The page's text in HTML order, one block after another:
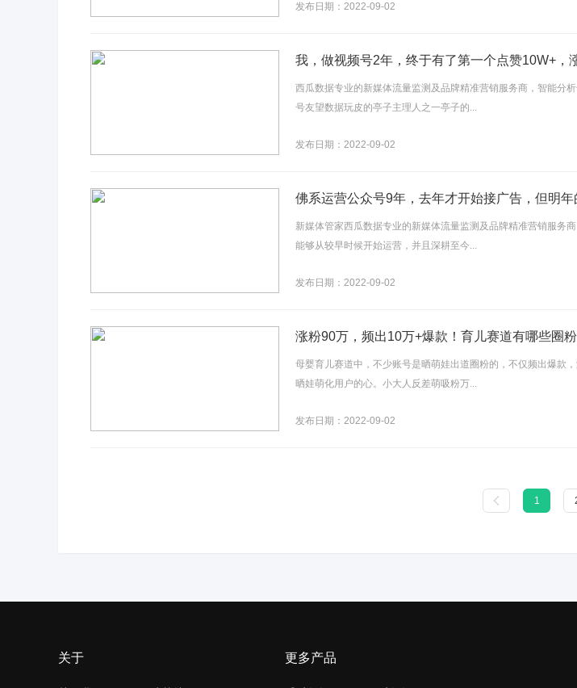
发布日期：2022-09-02
我，做视频号2年，终于有了第一个点赞10W+，
西瓜数据专业的新媒体流量监测及品牌精准营销服务商，智能分
号友望数据玩皮的亭子主理人之一亭子的...
发布日期：2022-09-02
佛系运营公众号9年，去年才开始接广告，但明
新媒体管家西瓜数据专业的新媒体流量监测及品牌精准营销服务
能够从较早时候开始运营，并且深耕至今...
发布日期：2022-09-02
涨粉90万，频出10万+爆款！育儿赛道有哪些圈
母婴育儿赛道中，不少账号是晒萌娃出道圈粉的，不仅频出爆款
晒娃萌化用户的心。小大人反差萌吸粉万...
发布日期：2022-09-02
1
关于 更多产品